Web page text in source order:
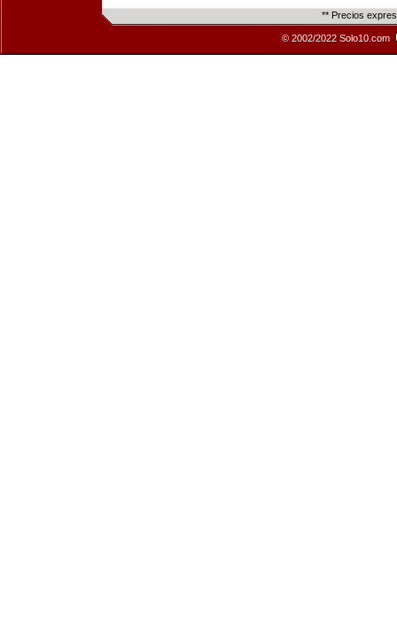
** Precios
© 2002/2022 Solo10.com